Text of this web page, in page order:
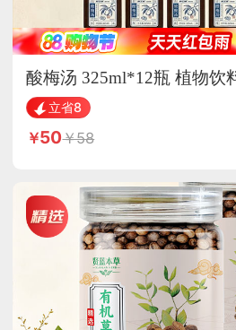
酸梅汤 325ml*12瓶 植物饮
乌梅汁饮品
立省8
50 58